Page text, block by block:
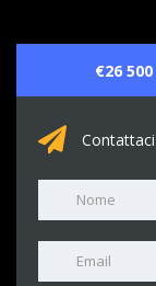
€26 500
Contattaci
Nome